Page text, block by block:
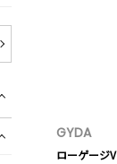
GYDA
ローゲージ